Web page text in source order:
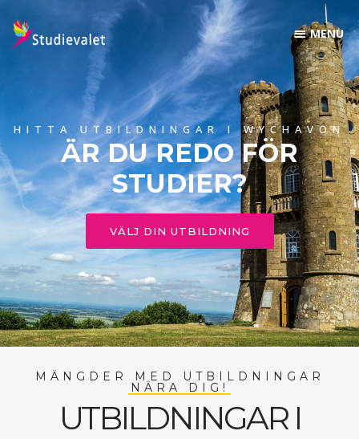
HITTA UTBILDNINGAR I WYCHAVON
ÄR DU REDO FÖR
STUDIER?
VÄLJ DIN UTBILDNING
MÄNGDER MED UTBILDNINGAR
NÄRA DIG!
UTBILDNINGAR I